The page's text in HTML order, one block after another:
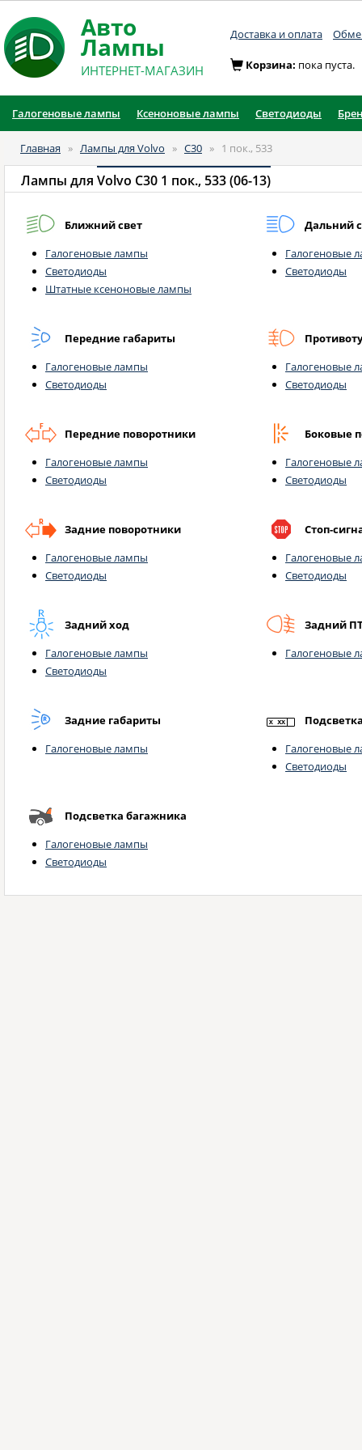
Авто
Лампы
ИНТЕРНЕТ-МАГАЗИН
Доставка и оплата
Корзина: пока пуста.
Галогеновые лампы Ксеноновые лампы Светодиоды
Главная » Лампы для Volvo » C30 » 1 пок., 533
Лампы для Volvo C30 1 пок., 533 (06-13)
Ближний свет
Галогеновые лампы
Светодиоды
Штатные ксеноновые лампы
Дальний
Галогеновые
Светодиоды
Передние габариты
Галогеновые лампы
Светодиоды
Галогеновые
Светодиоды
Передние поворотники
Галогеновые лампы
Светодиоды
Боковые
Галогеновые
Светодиоды
Задние поворотники
Галогеновые лампы
Светодиоды
Стоп-
Галогеновые
Светодиоды
Задний ход
Галогеновые лампы
Светодиоды
Задний
Галогеновые
Задние габариты
Галогеновые лампы
Галогеновые
Светодиоды
Подсветка багажника
Галогеновые лампы
Светодиоды